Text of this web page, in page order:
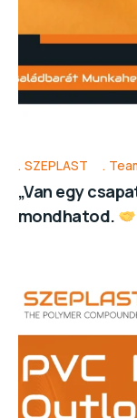
SZEPLAST
„Van egy
mondhatod.